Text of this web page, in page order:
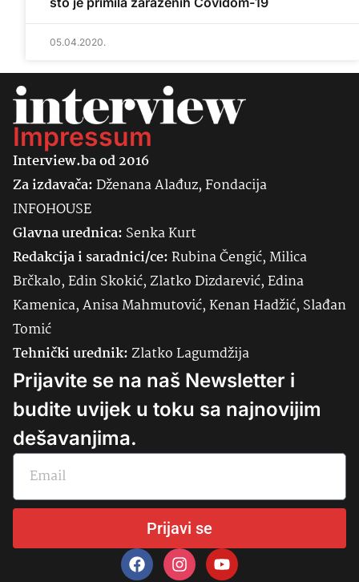
05.04.2020.
Impressum
Interview.ba od 2016
Za izdavača:Dženana Alađuz, Fondacija
INFOHOUSE
Glavna urednica: SenkaKurt
Redakcija i saradnici/ce:Rubina Čengić, Milica
Brčkalo, Edin Skokić, Zlatko Dizdarević, Edina
Kamenica, Anisa Mahmutović, Kenan Hadžić, Slađan
Tomić
Tehnički urednik:Zlatko Lagumdžija
Prijavite se na naš Newsletter i
budite uvijek u toku sa najnovijim
dešavanjima.
Prijavi se